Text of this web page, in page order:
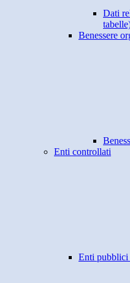
Dati
Benessere
Enti controllati
Enti